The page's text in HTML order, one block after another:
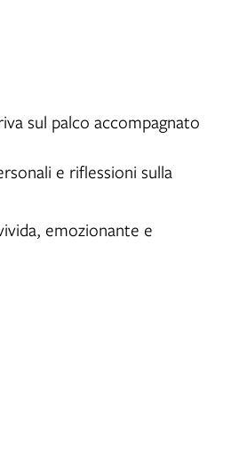
sul palco accompagnato
e riflessioni sulla
emozionante e